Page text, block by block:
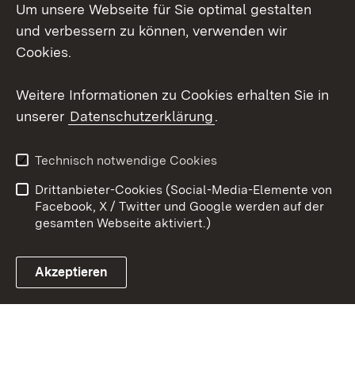
Facebook
Link zum Landesportal
Barrierefreiheit
Kontakt
Cookies
Um unsere Webseite für Sie optimal gestalten
und verbessern zu können, verwenden wir
Cookies.
Weitere Informationen zu Cookies erhalten Sie in
unserer Datenschutzerklärung.
Technisch notwendige Cookies
Drittanbieter-Cookies (Social-Media-Elemente von
Facebook, X / Twitter und Google werden auf der
gesamten Webseite aktiviert.)
Akzeptieren